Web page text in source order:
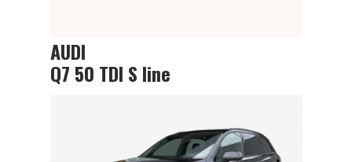
AUDI
Q7 50 TDI S line